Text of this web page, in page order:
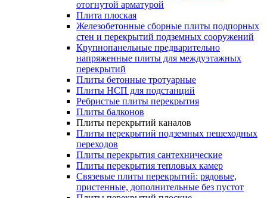
отогнутой арматурой
Плита плоская
Железобетонные сборные плиты подпорных
стен и перекрытий подземных сооружений
Крупнопанельные предварительно
напряженные плиты для междуэтажных
перекрытий
Плиты бетонные тротуарные
Плиты НСП для подстанций
Ребристые плиты перекрытия
Плиты балконов
Плиты перекрытий каналов
Плиты перекрытий подземных пешеходных
переходов
Плиты перекрытия сантехнические
Плиты перекрытия тепловых камер
Связевые плиты перекрытий: рядовые,
пристенные, дополнительные без пустот